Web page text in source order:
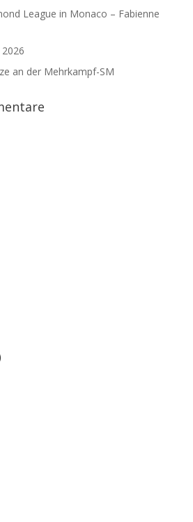
League in Monaco – Fabienne
an der Mehrkampf-SM